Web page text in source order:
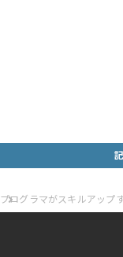
プログラマがスキルアップ